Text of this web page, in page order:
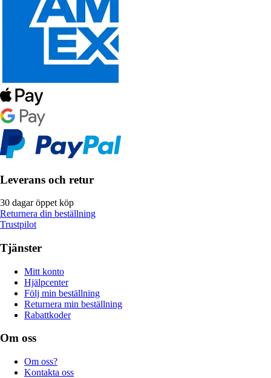
Leverans och retur
30 dagar öppet köp
Returnera din beställning
Trustpilot
Tjänster
Mitt konto
Hjälpcenter
Följ min beställning
Returnera min beställning
Rabattkoder
Om oss
Om oss?
Kontakta oss